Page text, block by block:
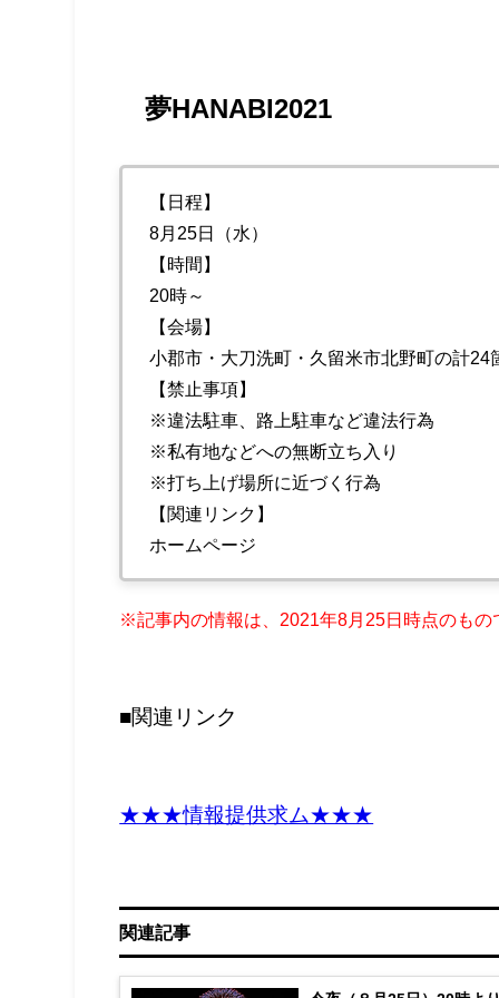
夢HANABI2021
【日程】
8月25日（水）
【時間】
20時～
【会場】
小郡市・大刀洗町・久留米市北野町の計24
【禁止事項】
※違法駐車、路上駐車など違法行為
※私有地などへの無断立ち入り
※打ち上げ場所に近づく行為
【関連リンク】
ホームページ
※記事内の情報は、2021年8 月25日時点のもの
■関連リンク
★★★情報提供求ム★★★
関連記事